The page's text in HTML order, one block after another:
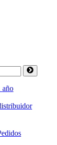
año